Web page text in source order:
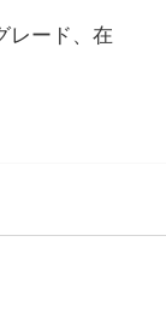
レード、在